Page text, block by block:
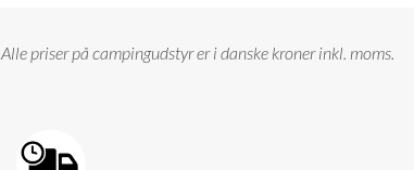
Alle priser på campingudstyr er i danske kroner inkl. moms.